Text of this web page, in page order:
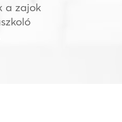
a zajok